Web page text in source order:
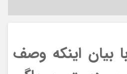
با بیان اینکه وصف